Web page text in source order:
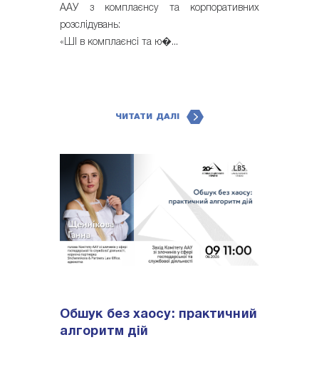
ААУ з комплаєнсу та корпоративних
розслідувань:
«ШІ в комплаєнсі та ю�...
ЧИТАТИ ДАЛІ
Обшук без хаосу: практичний
алгоритм дій